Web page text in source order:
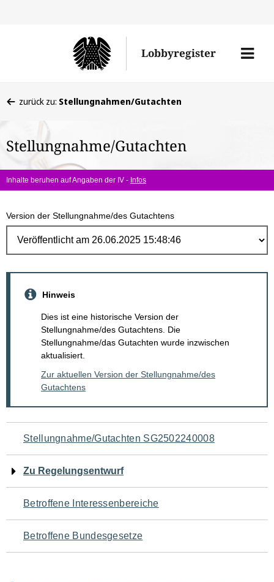
Lobbyregister
Menü
befinden
hier:
zurück zu: Stellungnahmen/Gutachten
Stellungnahme/Gutachten
Inhalte beruhen auf Angaben der IV - Infos
Version der Stellungnahme/des Gutachtens
Hinweis
Dies ist eine historische Version der
Stellungnahme/des Gutachtens. Die
Stellungnahme/das Gutachten wurde inzwischen
aktualisiert.
Zur aktuellen Version der Stellungnahme/des
Gutachtens
Navigation
für
den
Seiteninhalt
Stellungnahme/Gutachten SG2502240008
Zu Regelungsentwurf
Betroffene Interessenbereiche
Betroffene Bundesgesetze